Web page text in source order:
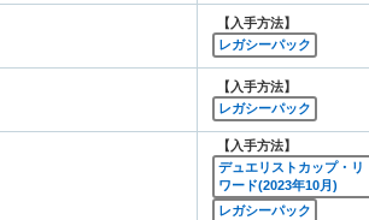
【入手方法】
レガシーパック
【入手方法】
レガシーパック
【入手方法】
デュエリストカップ・リ
ワード(2023年10月)
レガシーパック